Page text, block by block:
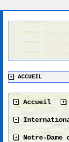
ACCUEIL
Accueil
Notre-Dame